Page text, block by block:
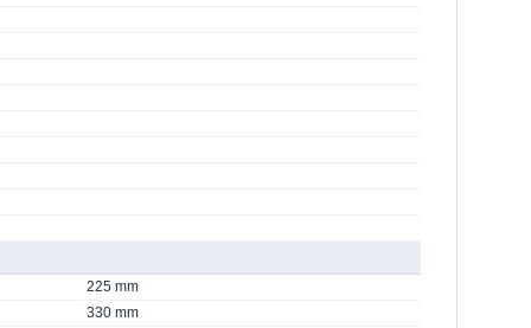
225 mm
330 mm